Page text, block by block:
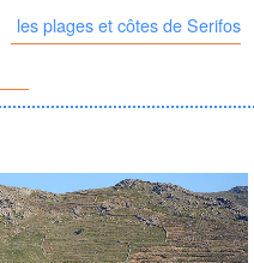
les plages et côtes de Serifos